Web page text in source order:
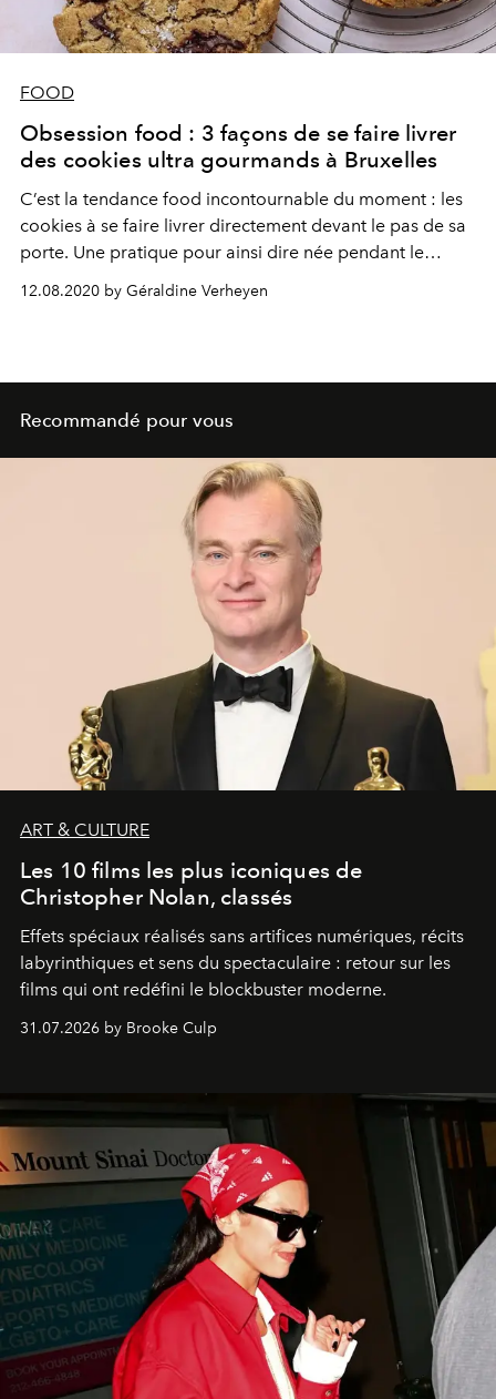
FOOD
Obsession food : 3 façons de se faire livrer
des cookies ultra gourmands à Bruxelles
C’est la tendance food incontournable du moment : les
cookies à se faire livrer directement devant le pas de sa
porte. Une pratique pour ainsi dire née pendant le
confinement, et qui continue de ravir les becs sucrés.
Voici 3 façons de se faire livrer des cookies authentiques
12.08.2020 by Géraldine Verheyen
Recommandé pour vous
ART & CULTURE
Les 10 films les plus iconiques de
Christopher Nolan, classés
Effets spéciaux réalisés sans artifices numériques, récits
labyrinthiques et sens du spectaculaire : retour sur les
films qui ont redéfini le blockbuster moderne.
31.07.2026 by Brooke Culp